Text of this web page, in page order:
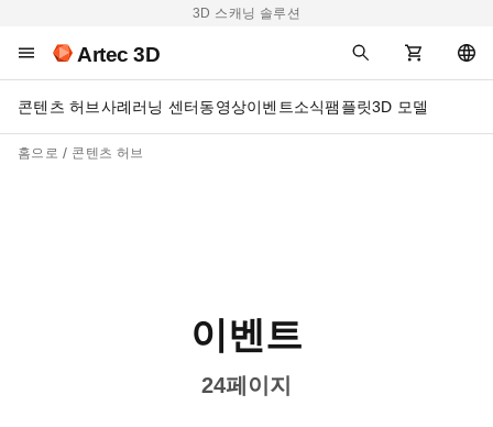
3D 스캐닝 솔루션
Artec 3D
콘텐츠 허브사례러닝 센터동영상이벤트소식팸플릿3D 모델
홈으로 콘텐츠 허브
이벤트
24페이지